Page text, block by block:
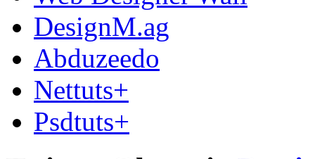
DesignM.ag
Abduzeedo
Nettuts+
Psdtuts+